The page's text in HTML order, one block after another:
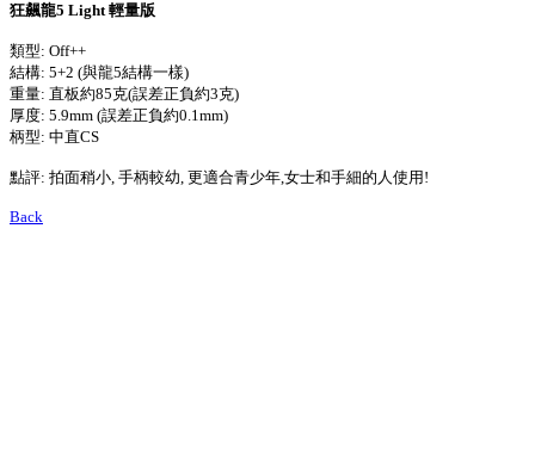
狂飆龍5 Light 輕量版
類型: Off++
結構: 5+2 (與龍5結構一樣)
重量: 直板約85克(誤差正負約3克)
厚度: 5.9mm (誤差正負約0.1mm)
柄型: 中直CS
點評: 拍面稍小, 手柄較幼, 更適合青少年,女士和手細的人使用!
Back